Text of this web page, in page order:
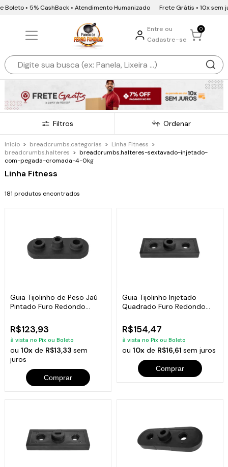
• 5% CashBack • Atendimento Humanizado Frete Grátis • 10x sem juros
Entre ou
Cadastre-se
0
Filtros Ordenar
Início > breadcrumbs.categorias > Linha Fitness >
breadcrumbs.halteres > breadcrumbs.halteres-sextavado-injetado-
com-pegada-cromada-4-0kg
Linha Fitness
181 produtos encontrados
Guia Tijolinho de Peso Jaú
Pintado Furo Redondo
R$123,93
à vista no Pix ou Boleto
ou10x de R$13,33sem
juros
Comprar
Guia Tijolinho Injetado
Quadrado Furo Redondo
R$154,47
à vista no Pix ou Boleto
ou 10xde R$16,61 sem juros
Comprar